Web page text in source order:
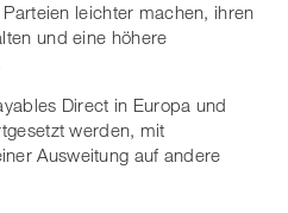
leichter machen, ihren
und eine höhere
Direct in Europa und
werden, mit
Ausweitung auf andere